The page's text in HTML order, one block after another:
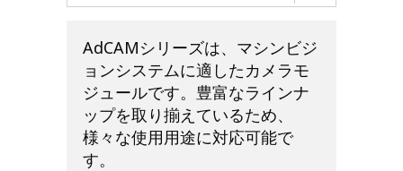
AdCAMシリーズは、マシンビジ
ョンシステムに適したカメラモ
ジュールです。豊富なラインナ
ップを取り揃えているため、
様々な使用用途に対応可能で
す。